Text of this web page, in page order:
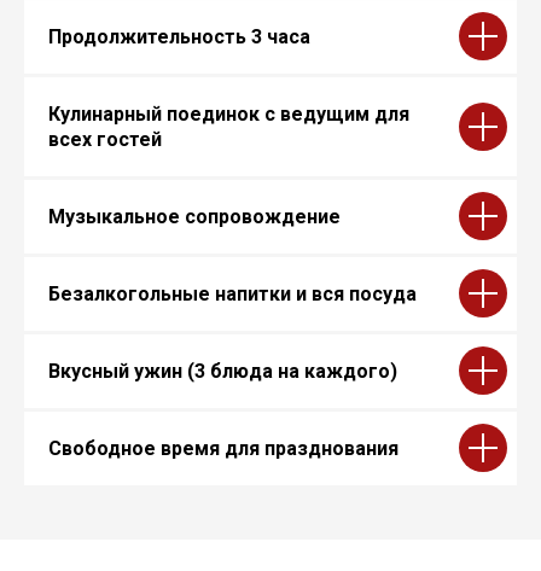
Продолжительность 3 часа
Кулинарный поединок с ведущим для
всех гостей
Музыкальное сопровождение
Безалкогольные напитки и вся посуда
Вкусный ужин (3 блюда на каждого)
Свободное время для празднования